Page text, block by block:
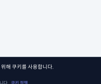
해 쿠키를 사용합니다.